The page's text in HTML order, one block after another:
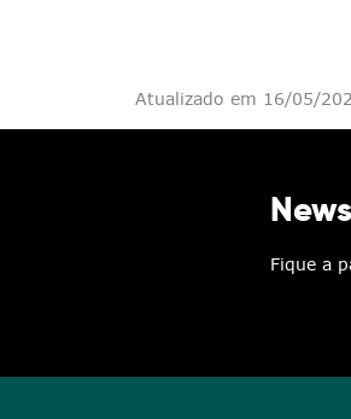
Atualizado em 16/05/
Fique a